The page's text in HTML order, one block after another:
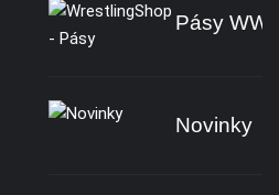
Pásy
Novinky